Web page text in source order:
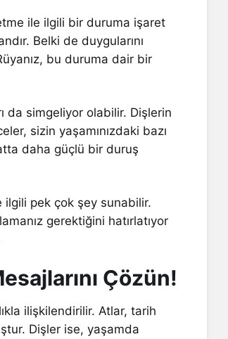
ile ilgili bir duruma işaret
Belki de duygularını
bu duruma dair bir
da simgeliyor olabilir. Dişlerin
sizin yaşamınızdaki bazı
daha güçlü bir duruş
pek çok şey sunabilir.
gerektiğini hatırlatıyor
Çözün!
ilişkilendirilir. Atlar, tarih
Dişler ise, yaşamda